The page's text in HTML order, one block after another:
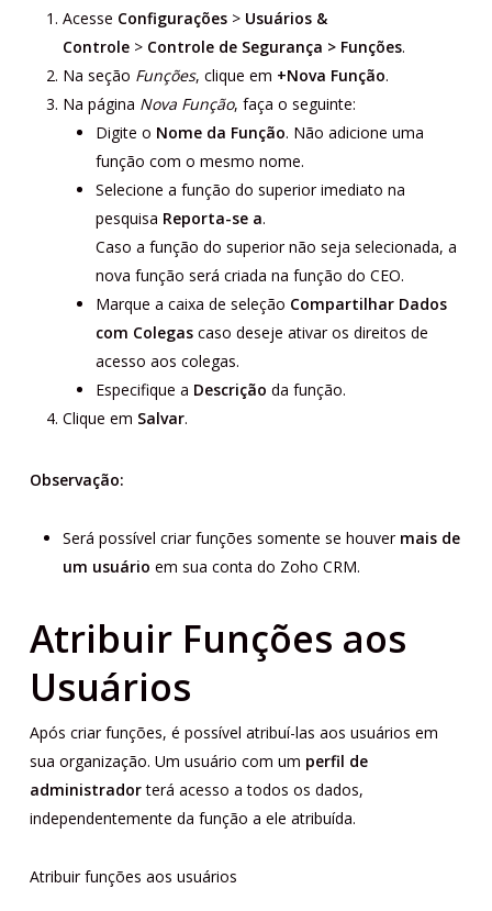
Acesse Configurações> Usuários &
Controle> Controle de Segurança > Funções.
Na seção Funções, clique em +Nova Função.
Na página Nova Função, faça o seguinte:
Digite o Nome da Função. Não adicione uma
função com o mesmo nome.
Selecione a função do superior imediato na
pesquisa Reporta-se a.
Caso a função do superior não seja selecionada, a
nova função será criada na função do CEO.
Marque a caixa de seleção Compartilhar Dados
com Colegas caso deseje ativar os direitos de
acesso aos colegas.
Especifique a Descrição da função.
Clique em Salvar.
Observação:
Será possível criar funções somente se houver mais de
um usuário em sua conta do Zoho CRM.
Atribuir Funções aos
Usuários
Após criar funções, é possível atribuí-las aos usuários em
sua organização. Um usuário com um perfil de
administradorterá acesso a todos os dados,
independentemente da função a ele atribuída.
Atribuir funções aos usuários